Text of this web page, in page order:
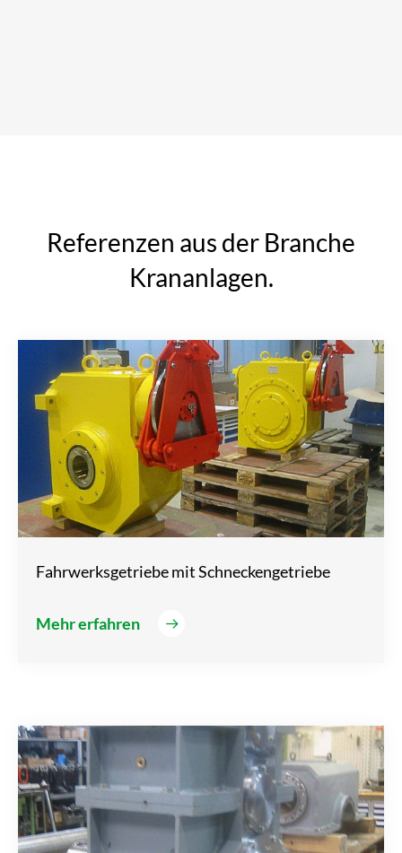
Referenzen aus der Branche
Krananlagen.
Fahrwerksgetriebe mit Schneckengetriebe
Mehr erfahren